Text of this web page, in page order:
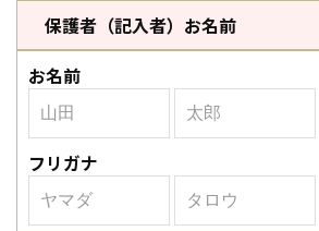
保護者（記入者）お名前
お名前
フリガナ